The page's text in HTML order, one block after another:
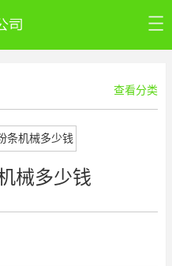
讯
频
们
查看分类
械多少钱